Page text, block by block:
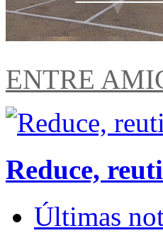
ENTRE
Reduce,
Últimas